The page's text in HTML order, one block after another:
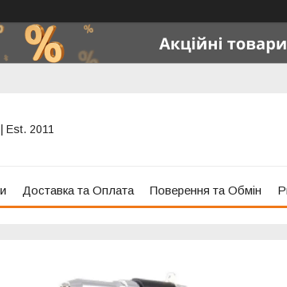
Est. 2011
Доставка та Оплата Поверення та Обмін